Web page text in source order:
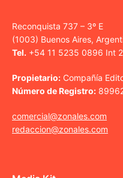
Reconquista 737 – 3º E
(1003) Buenos Aires,
Tel. +54 11 5235 0896 Int
Propietario: Compañía
Número de Registro:
comercial@zonales.com
redaccion@zonales.com